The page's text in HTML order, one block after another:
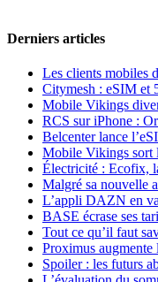
Derniers articles
Les clients mobiles
Citymesh : eSIM et
Mobile Vikings
RCS sur iPhone :
Belcenter lance
Mobile Vikings sort
Électricité : Ecofix,
Malgré sa nouvelle
L’appli DAZN en
BASE écrase ses
Tout ce qu’il faut
Proximus augmente
Spoiler : les futurs